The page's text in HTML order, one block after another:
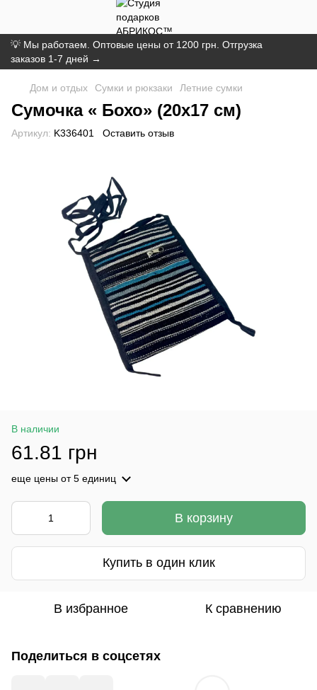
💡 Мы работаем. Оптовые цены от 1200 грн. Отгрузка
заказов 1-7 дней →
Дом и отдых Сумки и рюкзаки Летние сумки
Сумочка « Бохо» (20х17 см)
Артикул: K336401 Оставить отзыв
В наличии
61.81 грн
еще цены от 5 единиц
В корзину
Купить в один клик
В избранное К сравнению
Поделиться в соцсетях